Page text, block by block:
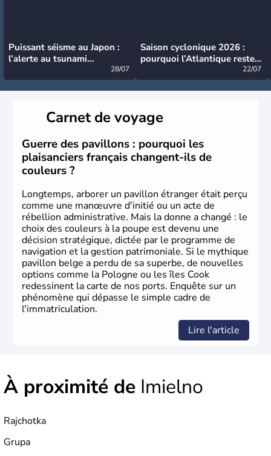
Puissant séisme au Japon :
l’alerte au tsunami
28/07
Saison cyclonique 2026 :
pourquoi l’Atlantique reste
22/07
Carnet de voyage
Guerre des pavillons : pourquoi les
plaisanciers français changent-ils de
couleurs ?
Longtemps, arborer un pavillon étranger était perçu
comme une manœuvre d'initié ou un acte de
rébellion administrative. Mais la donne a changé : le
choix des couleurs à la poupe est devenu une
décision stratégique, dictée par le programme de
navigation et la gestion patrimoniale. Si le mythique
pavillon belge a perdu de sa superbe, de nouvelles
options comme la Pologne ou les îles Cook
redessinent la carte de nos ports. Enquête sur un
phénomène qui dépasse le simple cadre de
l'immatriculation.
Lire l'article
À proximité de Imielno
Rajchotka
Grupa